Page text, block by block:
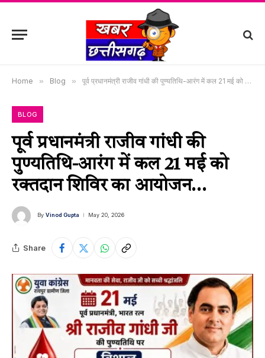
Home » Blog » पूर्व प्रधानमंत्री राजीव गांधी की पुण्यतिथि-आरंग में कल 21 मई को रक्तदान शिविर का आयोजन…
BLOG
पूर्व प्रधानमंत्री राजीव गांधी की
पुण्यतिथि-आरंग में कल 21 मई को
रक्तदान शिविर का आयोजन…
By Vinod Gupta May 20, 2026
Share